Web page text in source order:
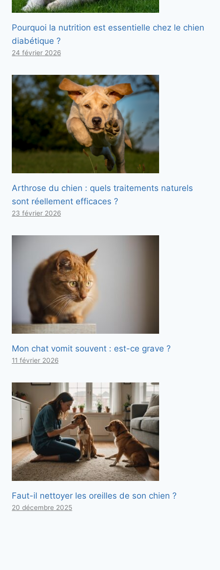
Pourquoi la nutrition est essentielle chez le chien
diabétique ?
24 février 2026
Arthrose du chien : quels traitements naturels
sont réellement efficaces ?
23 février 2026
Mon chat vomit souvent : est-ce grave ?
11 février 2026
Faut-il nettoyer les oreilles de son chien ?
20 décembre 2025